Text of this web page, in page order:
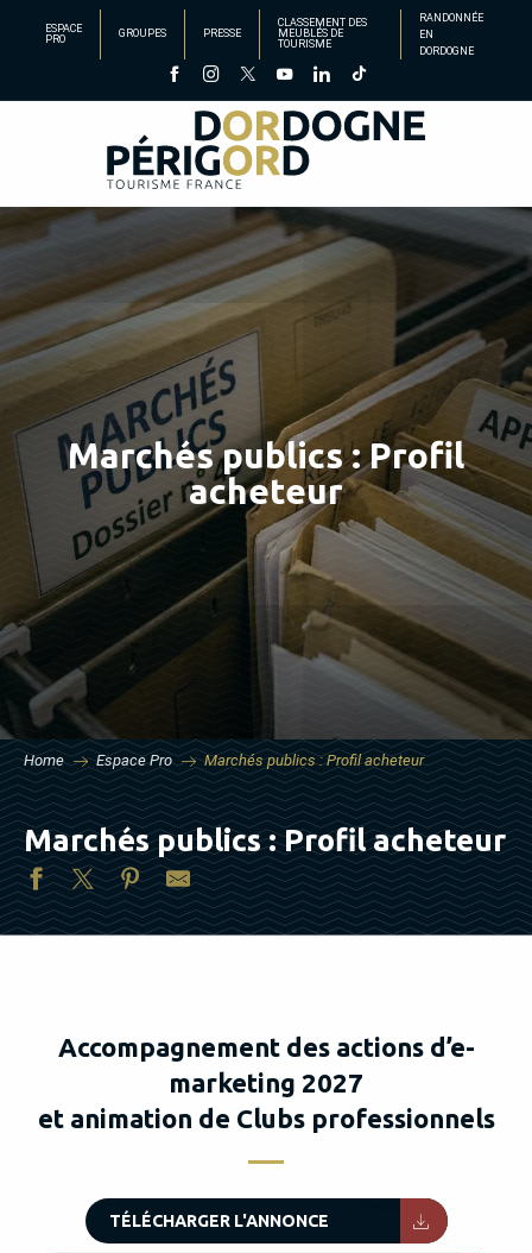
principal
ESPACE
PRO
GROUPES PRESSE
CLASSEMENT DES
MEUBLÉS DE
TOURISME
RANDONNÉE
EN
DORDOGNE
Marchés publics : Profil
acheteur
Home Espace Pro Marchés publics : Profil acheteur
Marchés publics : Profil acheteur
Accompagnement des actions d’e-
marketing 2027
et animation de Clubs professionnels
TÉLÉCHARGER L'ANNONCE